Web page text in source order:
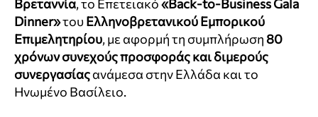
Βρεταννία, το Επετειακό«Back-to-Business Gala
Dinner»τουΕλληνοβρετανικού Εμπορικού
Επιμελητηρίου, με αφορμή τη συμπλήρωση 80
χρόνων συνεχούς προσφοράς και διμερούς
συνεργασίαςανάμεσα στην Ελλάδα και το
Ηνωμένο Βασίλειο.